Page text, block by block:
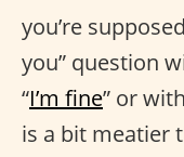
you’re
you” question
“I’m fine” or
is a bit meatier